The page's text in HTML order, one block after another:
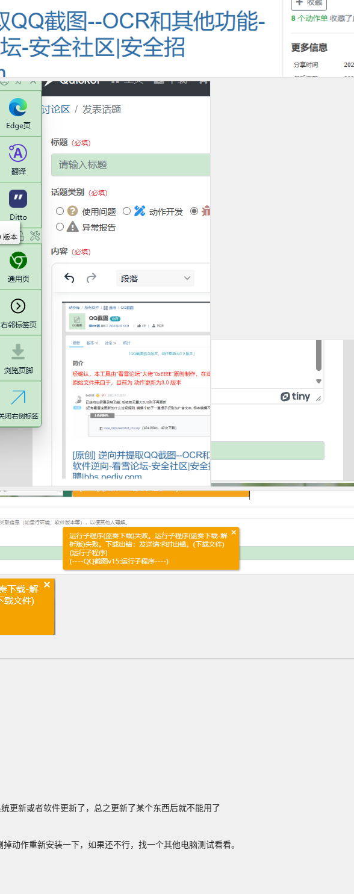
更新或者软件更新了，总之更新了某个东西后就不能用了
动作重新安装一下，如果还不行，找一个其他电脑测试看看。